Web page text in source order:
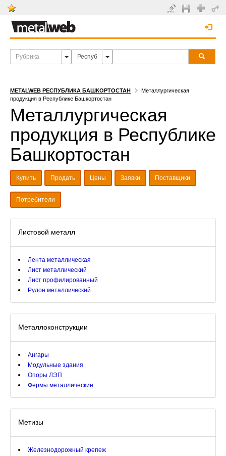
METALWEB РЕСПУБЛИКА БАШКОРТОСТАН
Металлургическая
продукция в Республике Башкортостан
Металлургическая
продукция в Республике
Башкортостан
Купить Продать Цены Заявки Поставщики
Потребители
Листовой металл
Лента металлическая
Лист металлический
Лист профилированный
Рулон металлический
Металлоконструкции
Ангары
Модульные здания
Опоры ЛЭП
Фермы металлические
Метизы
Железнодорожный крепеж